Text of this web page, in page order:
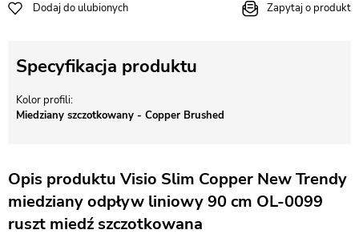
Dodaj do ulubionych Zapytaj o produkt
Specyfikacja produktu
Kolor profili
Miedziany szczotkowany - Copper Brushed
Opis produktu Visio Slim Copper New Trendy
miedziany odpływ liniowy 90 cm OL-0099
ruszt miedź szczotkowana